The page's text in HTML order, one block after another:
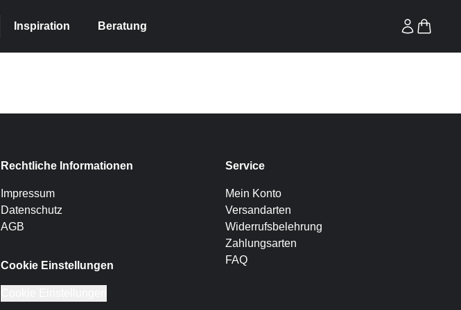
Inspiration Beratung
Rechtliche Informationen
Impressum
Datenschutz
AGB
Cookie Einstellungen
Service
Mein Konto
Versandarten
Widerrufsbelehrung
Zahlungsarten
FAQ